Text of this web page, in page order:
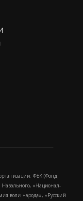
ФБК (Фонд
«Национал-
воли народа», «Русский